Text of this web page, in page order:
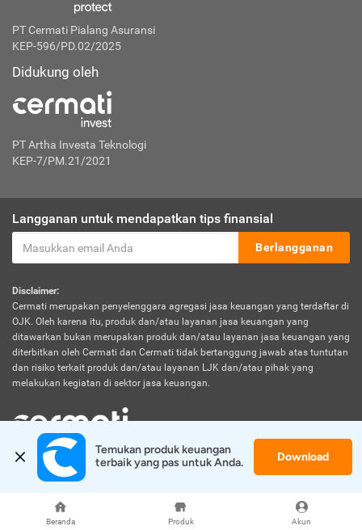
Beranda Produk Akun
PT Cermati Pialang Asuransi
KEP-596/PD.02/2025
Didukung oleh
PT Artha Investa Teknologi
KEP-7/PM.21/2021
Langganan untuk mendapatkan tips finansial
Berlangganan
Disclaimer:
Cermati merupakan penyelenggara agregasi jasa keuangan yang terdaftar di
OJK. Oleh karena itu, produk dan/atau layanan jasa keuangan yang
ditawarkan bukan merupakan produk dan/atau layanan jasa keuangan yang
diterbitkan oleh Cermati dan Cermati tidak bertanggung jawab atas tuntutan
dan risiko terkait produk dan/atau layanan LJK dan/atau pihak yang
melakukan kegiatan di sektor jasa keuangan.
© 2026 Cermati. All Rights Reserved.
Temukan produk keuangan
terbaik yang pas untuk Anda.
Download